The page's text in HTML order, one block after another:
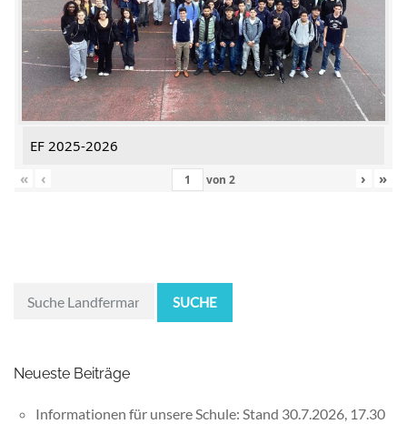
EF 2025-2026
«
‹ von 2 › »
SUCHE
Neueste Beiträge
Informationen für unsere Schule: Stand 30.7.2026, 17.30